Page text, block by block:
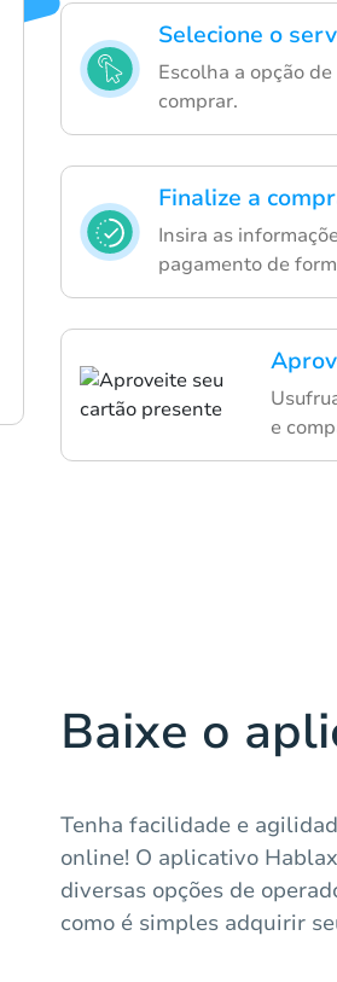
Selecione o
Escolha a opção
comprar.
Finalize a
Insira as
pagamento de
e
Baixe o
Tenha facilidade e
online! O aplicativo
diversas opções de
como é simples adquirir